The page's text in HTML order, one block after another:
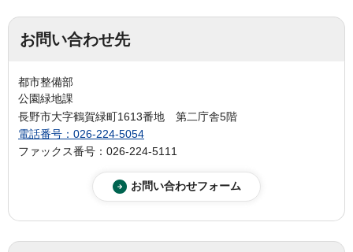
お問い合わせ先
都市整備部
公園緑地課
長野市大字鶴賀緑町1613番地 第二庁舎5階
電話番号：026-224-5054
ファックス番号：026-224-5111